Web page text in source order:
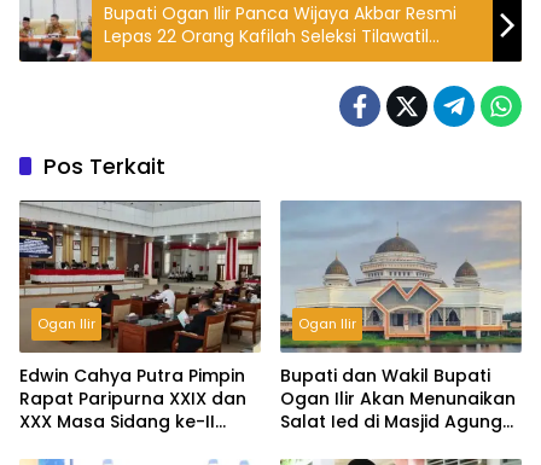
Bupati Ogan Ilir Panca Wijaya Akbar Resmi
Lepas 22 Orang Kafilah Seleksi Tilawatil
Qur’an Ogan Ilir
Pos Terkait
Ogan Ilir
Edwin Cahya Putra Pimpin
Rapat Paripurna XXIX dan
XXX Masa Sidang ke-II
Ogan Ilir
Bupati dan Wakil Bupati
Ogan Ilir Akan Menunaikan
Salat Ied di Masjid Agung